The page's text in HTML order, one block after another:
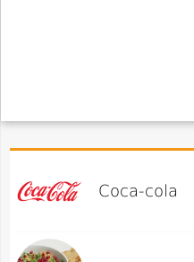
Coca-cola